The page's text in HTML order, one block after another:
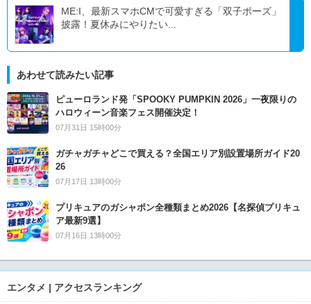
ME:I、最新スマホCMで可愛すぎる「双子ポーズ」
披露！夏休みにやりたい...
あわせて読みたい記事
ピューロランド発「SPOOKY PUMPKIN 2026」一夜限りの
ハロウィーン音楽フェス開催決定！
07月31日 15時00分
ガチャガチャどこで買える？全国エリア別設置場所ガイド20
26
07月17日 13時00分
プリキュアのガシャポン全種類まとめ2026【名探偵プリキュ
ア最新9選】
07月16日 13時00分
エンタメ | アクセスランキング